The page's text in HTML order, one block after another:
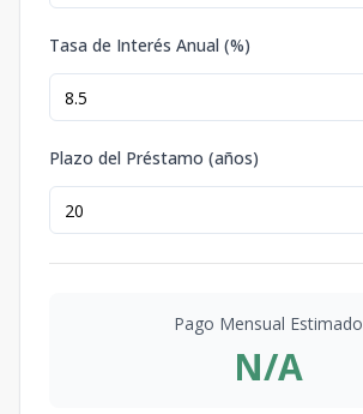
Tasa de Interés Anual (%)
Plazo del Préstamo (años)
Pago Mensual Estimado
N/A